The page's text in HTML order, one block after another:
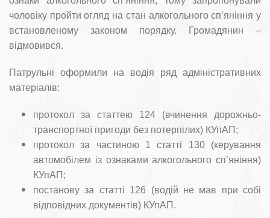
чоловіку пройти огляд на стан алкогольного сп’яніння у
встановленому законом порядку. Громадянин –
відмовився.
Патрульні оформили на водія ряд адміністративних
матеріалів:
протокол за статтею 124 (вчинення дорожньо-
транспортної пригоди без потерпілих) КУпАП;
протокол за частиною 1 статті 130 (керування
автомобілем із ознаками алкогольного сп’яніння)
КУпАП;
постанову за статті 126 (водій не мав при собі
відповідних документів) КУпАП.